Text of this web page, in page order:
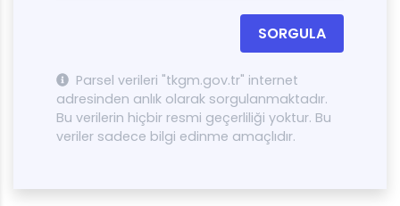
SORGULA
Parsel verileri "tkgm.gov.tr" internet
adresinden anlık olarak sorgulanmaktadır.
Bu verilerin hiçbir resmi geçerliliği yoktur. Bu
veriler sadece bilgi edinme amaçlıdır.